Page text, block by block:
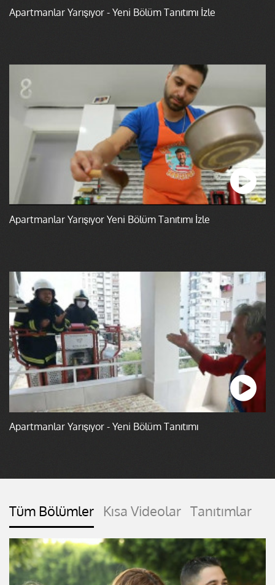
Apartmanlar Yarışıyor - Yeni Bölüm Tanıtımı İzle
Apartmanlar Yarışıyor Yeni Bölüm Tanıtımı İzle
Apartmanlar Yarışıyor - Yeni Bölüm Tanıtımı
Tüm Bölümler Kısa Videolar Tanıtımlar